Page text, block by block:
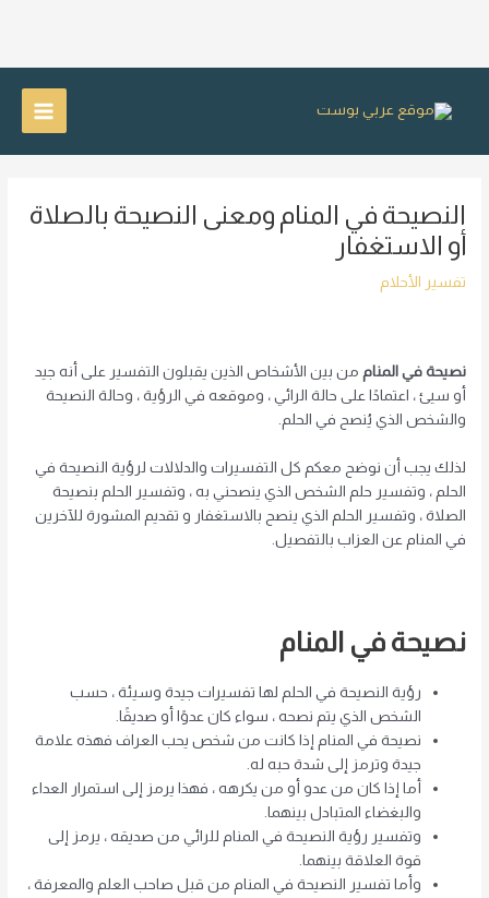
Main
النصيحة في المنام ومعنى النصيحة بالصلاة
أو الاستغفار
تفسير الأحلام
نصيحة في المنام من بين الأشخاص الذين يقبلون التفسير على أنه جيد
أو سيئ ، اعتمادًا على حالة الرائي ، وموقعه في الرؤية ، وحالة النصيحة
والشخص الذي يُنصح في الحلم.
لذلك يجب أن نوضح معكم كل التفسيرات والدلالات لرؤية النصيحة في
الحلم ، وتفسير حلم الشخص الذي ينصحني به ، وتفسير الحلم بنصيحة
الصلاة ، وتفسير الحلم الذي ينصح بالاستغفار و تقديم المشورة للآخرين
في المنام عن العزاب بالتفصيل.
نصيحة في المنام
رؤية النصيحة في الحلم لها تفسيرات جيدة وسيئة ، حسب
الشخص الذي يتم نصحه ، سواء كان عدوًا أو صديقًا.
نصيحة في المنام إذا كانت من شخص يحب العراف فهذه علامة
جيدة وترمز إلى شدة حبه له.
أما إذا كان من عدو أو من يكرهه ، فهذا يرمز إلى استمرار العداء
والبغضاء المتبادل بينهما.
وتفسير رؤية النصيحة في المنام للرائي من صديقه ، يرمز إلى
قوة العلاقة بينهما.
وأما تفسير النصيحة في المنام من قبل صاحب العلم والمعرفة ،